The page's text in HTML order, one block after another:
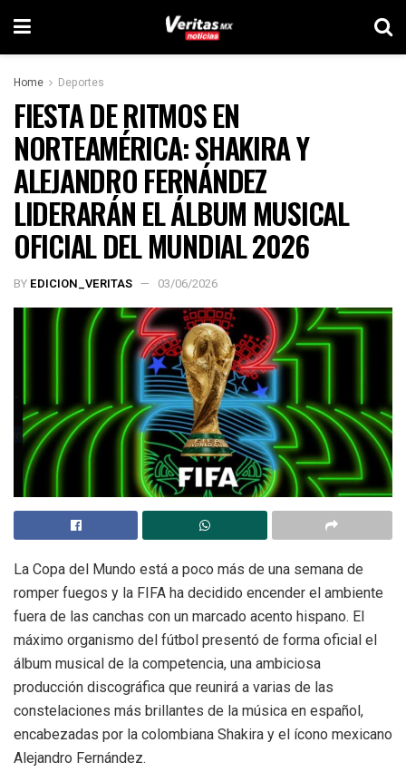
Home Deportes
FIESTA DE RITMOS EN
NORTEAMÉRICA: SHAKIRA Y
ALEJANDRO FERNÁNDEZ
LIDERARÁN EL ÁLBUM MUSICAL
OFICIAL DEL MUNDIAL 2026
BY EDICION_VERITAS 03/06/2026
La Copa del Mundo está a poco más de una semana de
romper fuegos y la FIFA ha decidido encender el ambiente
fuera de las canchas con un marcado acento hispano. El
máximo organismo del fútbol presentó de forma oficial el
álbum musical de la competencia, una ambiciosa
producción discográfica que reunirá a varias de las
constelaciones más brillantes de la música en español,
encabezadas por la colombiana Shakira y el ícono mexicano
Alejandro Fernández.